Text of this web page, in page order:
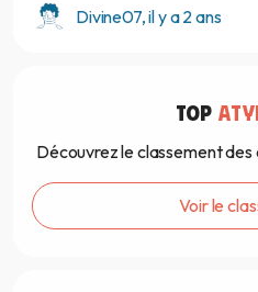
Divine07, il y a 2 ans
TOP
Découvrez le classement
Voir le